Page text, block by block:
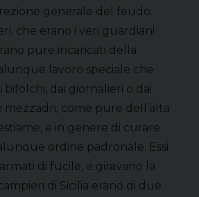
generale del feudo.
che erano i veri guardiani
pure incaricati della
lavoro speciale che
dai giornalieri o dai
come pure dell’alta
e in genere di curare
ordine padronale. Essi
di fucile, e giravano la
di Sicilia erano di due